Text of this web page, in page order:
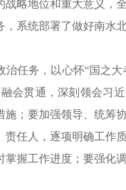
略地位和重大意义，
系统部署了做好南水
任务，以心怀“国之大
会贯通，深刻领会习
；要加强领导、统筹
任人，逐项明确工作
握工作进度；要强化